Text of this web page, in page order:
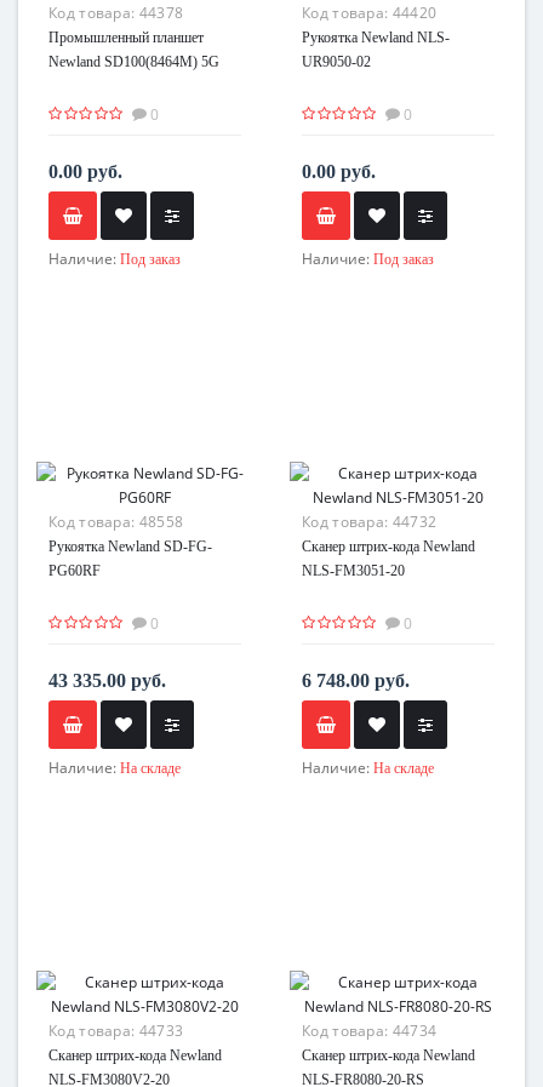
Код товара: 44378
Промышленный планшет
Newland SD100(8464M) 5G
0
0.00 руб.
Наличие: Под заказ
Код товара: 44420
Рукоятка Newland NLS-
UR9050-02
0
0.00 руб.
Наличие: Под заказ
Код товара: 48558
Рукоятка Newland SD-FG-
PG60RF
0
43 335.00 руб.
Наличие: На складе
Код товара: 44732
Сканер штрих-кода Newland
NLS-FM3051-20
0
6 748.00 руб.
Наличие: На складе
Код товара: 44733
Сканер штрих-кода Newland
NLS-FM3080V2-20
Код товара: 44734
Сканер штрих-кода Newland
NLS-FR8080-20-RS